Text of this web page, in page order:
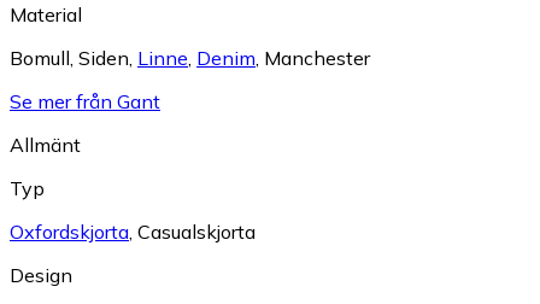
Material
Bomull Siden Linne Denim Manchester
Se mer från Gant
Allmänt
Typ
Oxfordskjorta Casualskjorta
Design